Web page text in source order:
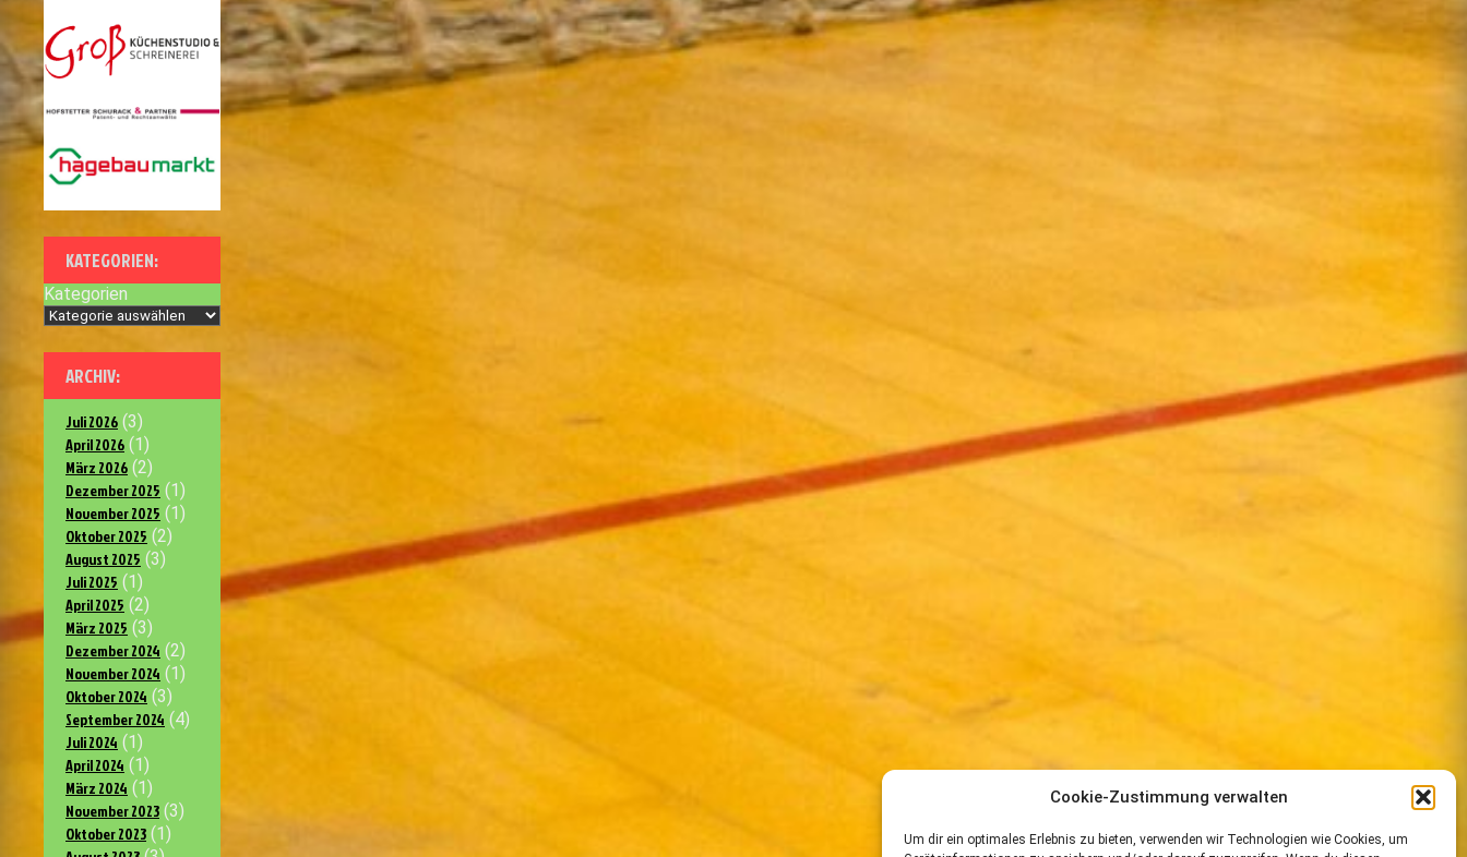
Cookie-Zustimmung verwalten
Um dir ein optimales Erlebnis zu bieten, verwenden wir Technologien wie Cookies, um
KATEGORIEN:
Kategorien
ARCHIV:
Juli 2026 (3)
April 2026 (1)
März 2026 (2)
Dezember 2025 (1)
November 2025 (1)
Oktober 2025 (2)
August 2025 (3)
Juli 2025 (1)
April 2025 (2)
März 2025 (3)
Dezember 2024 (2)
November 2024 (1)
Oktober 2024 (3)
September 2024 (4)
Juli 2024 (1)
April 2024 (1)
März 2024 (1)
November 2023 (3)
Oktober 2023 (1)